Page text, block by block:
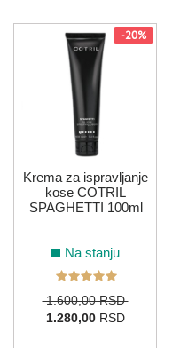
-20%
Krema za ispravljanje
kose COTRIL
SPAGHETTI 100ml
Na stanju
1.600,00 RSD
1.280,00RSD